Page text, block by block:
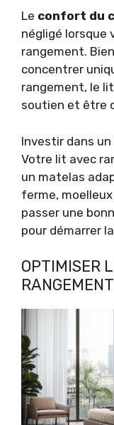
Le confort du
négligé lorsque
rangement.
concentrer
rangement, le
soutien et être
Investir dans un
Votre lit avec
un matelas
ferme,
passer une
pour démarrer
OPTIMISER
RANGEMENT